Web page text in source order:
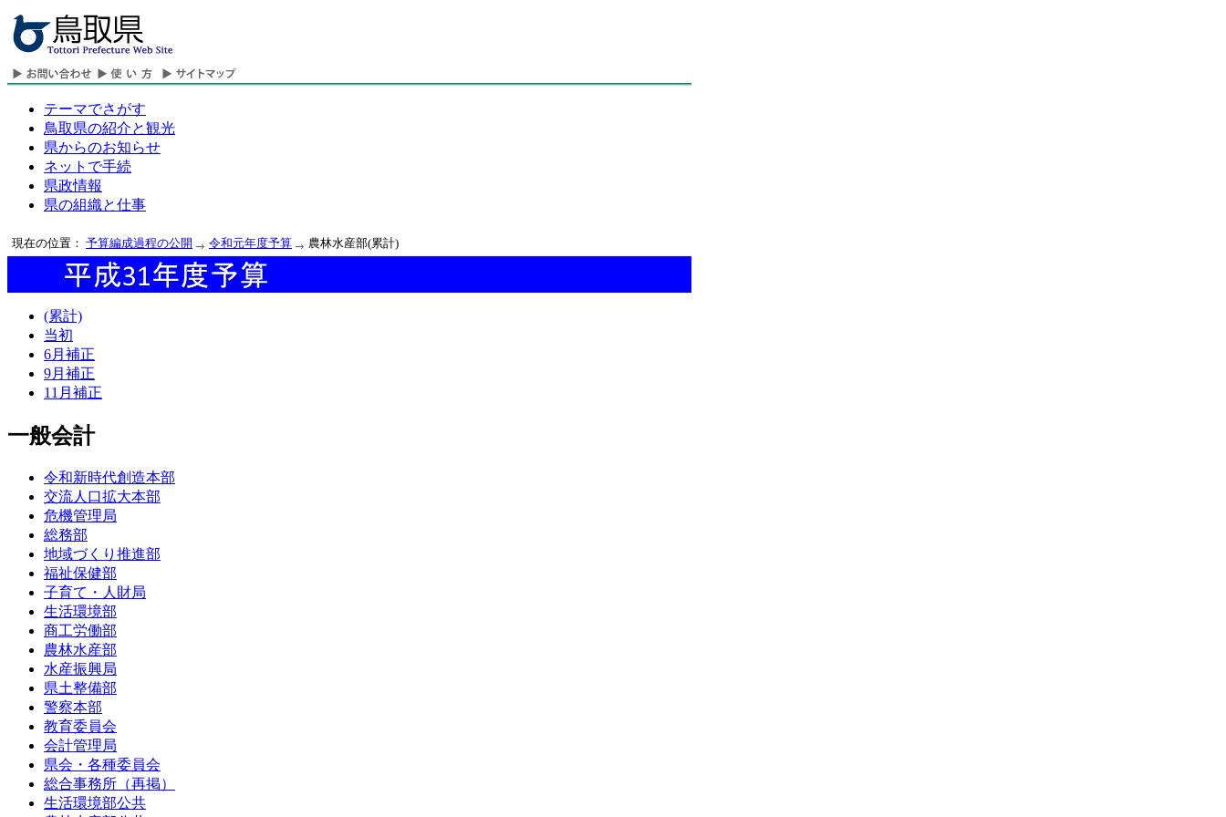
テーマでさがす
鳥取県の紹介と観光
県からのお知らせ
ネットで手続
県政情報
県の組織と仕事
現在の位置： 予算編成過程の公開 令和元年度予算 農林水産部(累計)
(累計)
当初
6月補正
9月補正
11月補正
一般会計
令和新時代創造本部
交流人口拡大本部
危機管理局
総務部
地域づくり推進部
福祉保健部
子育て・人財局
生活環境部
商工労働部
農林水産部
水産振興局
県土整備部
警察本部
教育委員会
会計管理局
県会・各種委員会
総合事務所（再掲）
生活環境部公共